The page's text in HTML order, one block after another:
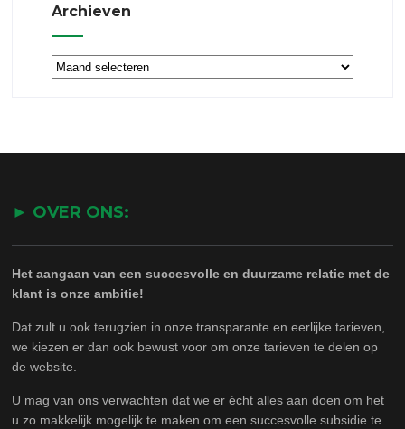
Archieven
Archieven
► OVER ONS:
Het aangaan van een succesvolle en duurzame relatie met de
klant is onze ambitie!
Dat zult u ook terugzien in onze transparante en eerlijke tarieven,
we kiezen er dan ook bewust voor om onze tarieven te delen op
de website.
U mag van ons verwachten dat we er écht alles aan doen om het
u zo makkelijk mogelijk te maken om een succesvolle subsidie te